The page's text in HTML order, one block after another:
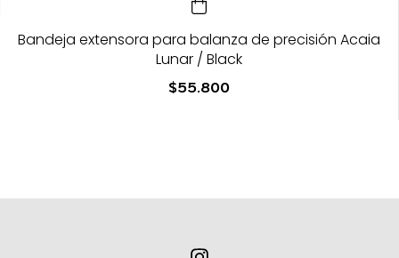
Bandeja extensora para balanza de precisión Acaia
Lunar / Black
$55.800